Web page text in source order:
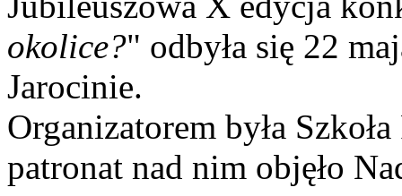
okolice?" odbyła się 22
Jarocinie.
Organizatorem była
patronat nad nim objęło